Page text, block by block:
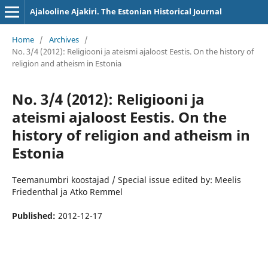
Ajalooline Ajakiri. The Estonian Historical Journal
Home / Archives /
No. 3/4 (2012): Religiooni ja ateismi ajaloost Eestis. On the history of
religion and atheism in Estonia
No. 3/4 (2012): Religiooni ja
ateismi ajaloost Eestis. On the
history of religion and atheism in
Estonia
Teemanumbri koostajad / Special issue edited by: Meelis
Friedenthal ja Atko Remmel
Published: 2012-12-17